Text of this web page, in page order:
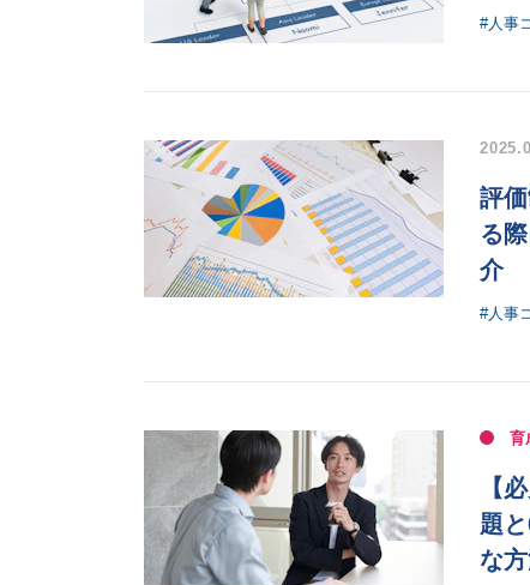
#人事
評
る
介
#人事
育
【
題
な